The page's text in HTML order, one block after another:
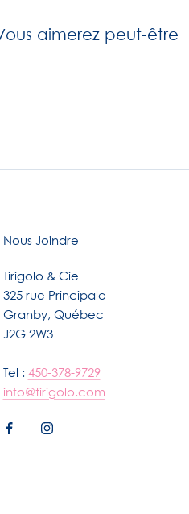
aimerez peut-être
Nous Joindre
Tirigolo & Cie
325 rue Principale
Granby, Québec
J2G 2W3
Tel : 450-378-9729
info@tirigolo.com